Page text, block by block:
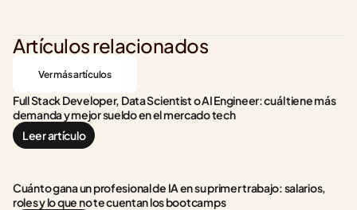
Artículos relacionados
Ver más artículos
Full Stack Developer, Data Scientist o AI Engineer: cuál tiene más
demanda y mejor sueldo en el mercado tech
Leer artículo
Cuánto gana un profesional de IA en su primer trabajo: salarios,
roles y lo que no te cuentan los bootcamps